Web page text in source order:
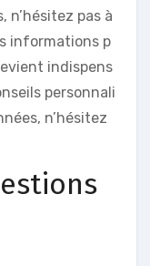
n’hésitez pas à
informations p
indispens
personnali
n’hésitez